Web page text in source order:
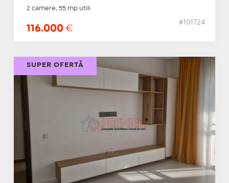
2 camere, 55 mp utili
116.000 €
#101724
SUPER OFERTĂ